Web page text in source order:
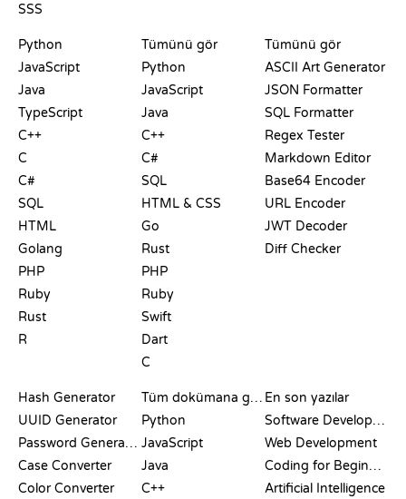
SSS
Python
JavaScript
Java
TypeScript
C++
C
C#
SQL
HTML
Golang
PHP
Ruby
Rust
R
Tümünü gör
Python
JavaScript
Java
C++
C#
SQL
HTML & CSS
Go
Rust
PHP
Ruby
Swift
Dart
C
Tümünü gör
ASCII Art Generator
JSON Formatter
SQL Formatter
Regex Tester
Markdown Editor
Base64 Encoder
URL Encoder
JWT Decoder
Diff Checker
Hash Generator
UUID Generator
Password Generator
Case Converter
Color Converter
Tüm dokümana göz at
Python
JavaScript
Java
C++
En son yazılar
Software Development
Web Development
Coding for Beginners
Artificial Intelligence